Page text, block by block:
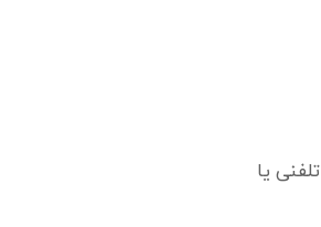
یا